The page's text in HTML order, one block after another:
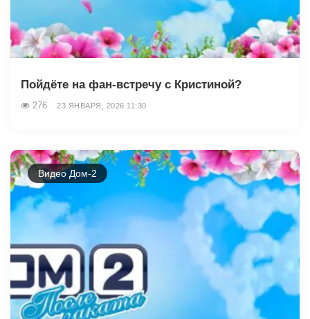
Пойдёте на фан-встречу с Кристиной?
276 23 ЯНВАРЯ, 2026 11:30
Видео Дом-2